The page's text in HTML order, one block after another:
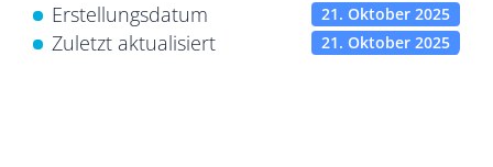
Erstellungsdatum 21. Oktober 2025
Zuletzt aktualisiert 21. Oktober 2025